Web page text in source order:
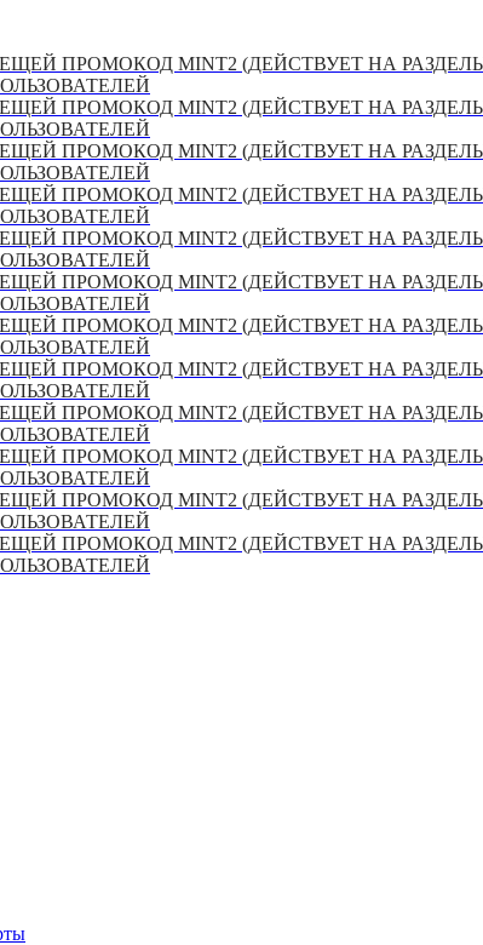
ПРОМОКОД MINT2 (ДЕЙСТВУЕТ НА
ПРОМОКОД MINT2 (ДЕЙСТВУЕТ НА
ПРОМОКОД MINT2 (ДЕЙСТВУЕТ НА
ПРОМОКОД MINT2 (ДЕЙСТВУЕТ НА
ПРОМОКОД MINT2 (ДЕЙСТВУЕТ НА
ПРОМОКОД MINT2 (ДЕЙСТВУЕТ НА
ПРОМОКОД MINT2 (ДЕЙСТВУЕТ НА
ПРОМОКОД MINT2 (ДЕЙСТВУЕТ НА
ПРОМОКОД MINT2 (ДЕЙСТВУЕТ НА
ПРОМОКОД MINT2 (ДЕЙСТВУЕТ НА
ПРОМОКОД MINT2 (ДЕЙСТВУЕТ НА
ПРОМОКОД MINT2 (ДЕЙСТВУЕТ НА